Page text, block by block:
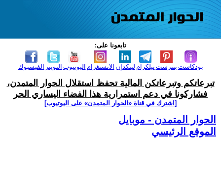
تابعونا على:
الفيسبوك التويتر اليوتيوب الانستغرام لينكدإن تيلكرامبنترست بودكاست
تبرعاتكم وتبرعاتكن المالية تحفظ استقلال الحوار المتمدن،
فشاركونا في دعم استمرارية هذا الفضاء اليساري الحر
[اشترك في قناة ‫«الحوار المتمدن» على اليوتيوب]
الحوار المتمدن - موبايل
الموقع الرئيسي